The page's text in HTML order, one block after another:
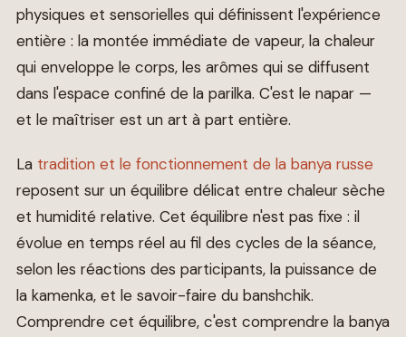
physiques et sensorielles qui définissent l'expérience
entière : la montée immédiate de vapeur, la chaleur
qui enveloppe le corps, les arômes qui se diffusent
dans l'espace confiné de la parilka. C'est le napar —
et le maîtriser est un art à part entière.
La tradition et le fonctionnement de la banya russe
reposent sur un équilibre délicat entre chaleur sèche
et humidité relative. Cet équilibre n'est pas fixe : il
évolue en temps réel au fil des cycles de la séance,
selon les réactions des participants, la puissance de
la kamenka, et le savoir-faire du banshchik.
Comprendre cet équilibre, c'est comprendre la banya